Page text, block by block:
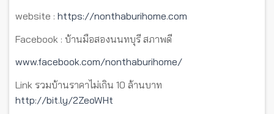
website : https://nonthaburihome.com
Facebook : บ้านมือสองนนทบุรี สภาพดี
www.facebook.com/nonthaburihome/
Link รวมบ้านราคาไม่เกิน 10 ล้านบาท
http://bit.ly/2ZeoWHt